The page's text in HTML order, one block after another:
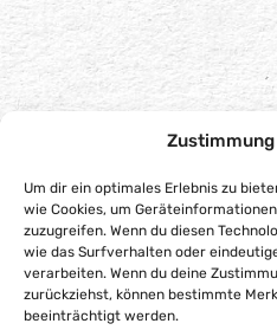
Um dir ein optimales Erlebnis zu
wie Cookies, um
zuzugreifen. Wenn du diesen
wie das Surfverhalten oder
verarbeiten. Wenn du deine
zurückziehst, können bestimmte
beeinträchtigt werden.
Impressum
Datenschutzerklärung